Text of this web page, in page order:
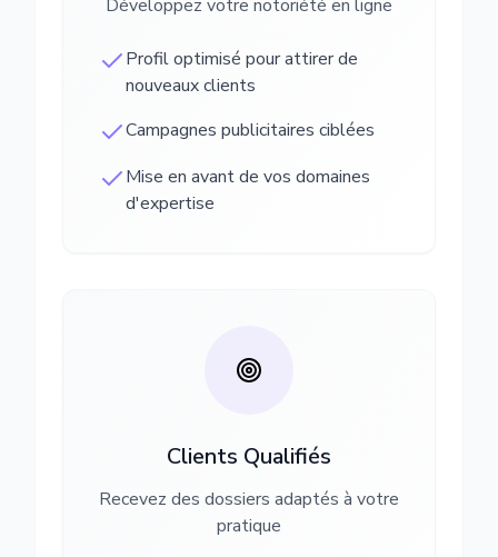
Développez votre notoriété en ligne
Profil optimisé pour attirer de
nouveaux clients
Campagnes publicitaires ciblées
Mise en avant de vos domaines
d'expertise
Clients Qualifiés
Recevez des dossiers adaptés à votre
pratique